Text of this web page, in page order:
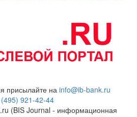
присылайте на info@ib-bank.ru
921-42-44
(BIS Journal - информационная